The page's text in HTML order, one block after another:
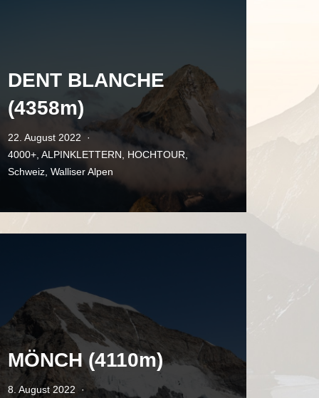
DENT BLANCHE
(4358m)
22. August 2022
4000+ ALPINKLETTERN HOCHTOUR
Schweiz Walliser Alpen
MÖNCH (4110m)
8. August 2022